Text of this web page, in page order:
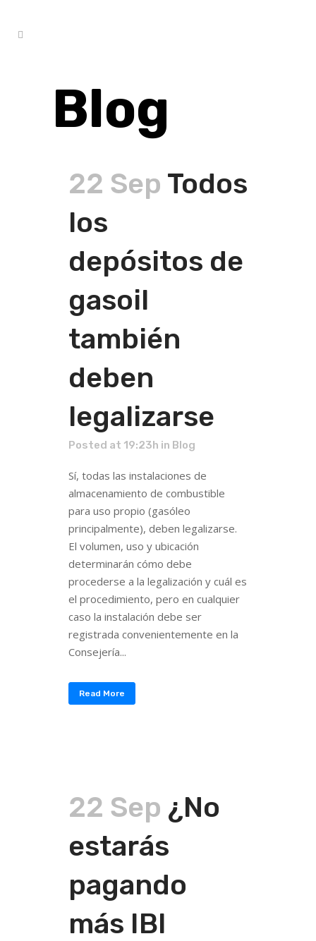
Blog
22 Sep Todos
los
depósitos de
gasoil
también
deben
legalizarse
Posted at 19:23h in Blog
Sí, todas las instalaciones de
almacenamiento de combustible
para uso propio (gasóleo
principalmente), deben legalizarse.
El volumen, uso y ubicación
determinarán cómo debe
procederse a la legalización y cuál es
el procedimiento, pero en cualquier
caso la instalación debe ser
registrada convenientemente en la
Consejería...
Read More
22 Sep ¿No
estarás
pagando
más IBI